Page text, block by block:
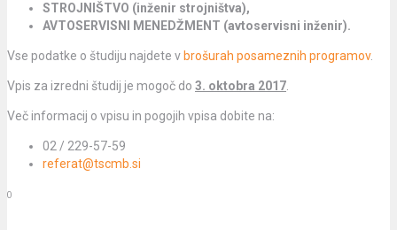
STROJNIŠTVO (inženir strojništva),
AVTOSERVISNI MENEDŽMENT (avtoservisni inženir).
Vse podatke o študiju najdete v brošurah posameznih programov.
Vpis za izredni študij je mogoč do 3. oktobra 2017.
Več informacij o vpisu in pogojih vpisa dobite na:
02 / 229-57-59
referat@tscmb.si
0